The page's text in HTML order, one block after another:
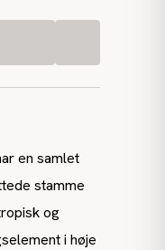
en samlet
stamme
og
i høje